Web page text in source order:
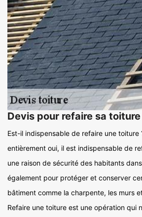
Devis pour refaire sa toiture
Est-il indispensable de refaire une toiture
entièrement oui, il est indispensable de
une raison de sécurité des habitants
également pour protéger et conserver
bâtiment comme la charpente, les murs
Refaire une toiture est une opération qui